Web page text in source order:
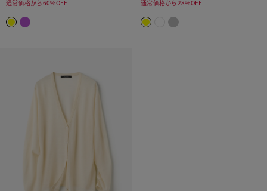
通常価格から60%OFF 通常価格から28%OFF